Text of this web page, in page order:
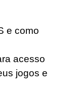
e como
acesso
jogos e